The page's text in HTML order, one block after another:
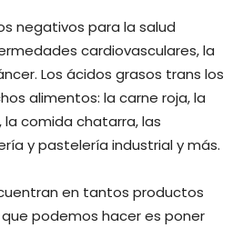
negativos para la salud
cardiovasculares, la
Los ácidos grasos trans los
alimentos: la carne roja, la
la comida chatarra, las
y pastelería industrial y más.
en tantos productos
podemos hacer es poner